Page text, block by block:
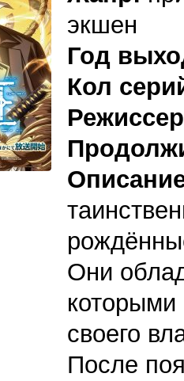
экшен
Год
Кол
Они
которыми
своего
После